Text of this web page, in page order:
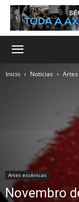
Inicio Noticias Artes
Artes escénicas
Novembro